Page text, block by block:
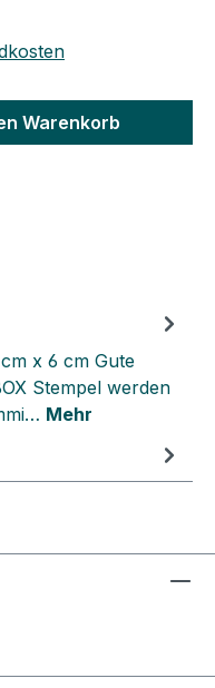
Warenkorb
x 6 cm Gute
Stempel werden
Mehr